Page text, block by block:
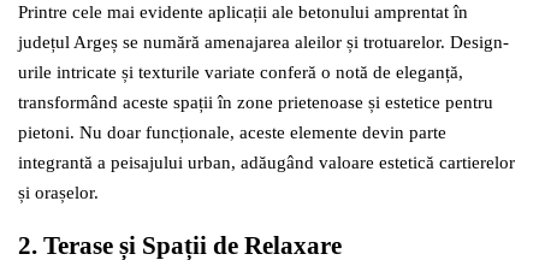
Printre cele mai evidente aplicații ale betonului amprentat în
județul Argeș se numără amenajarea aleilor și trotuarelor. Design-
urile intricate și texturile variate conferă o notă de eleganță,
transformând aceste spații în zone prietenoase și estetice pentru
pietoni. Nu doar funcționale, aceste elemente devin parte
integrantă a peisajului urban, adăugând valoare estetică cartierelor
și orașelor.
2. Terase și Spații de Relaxare